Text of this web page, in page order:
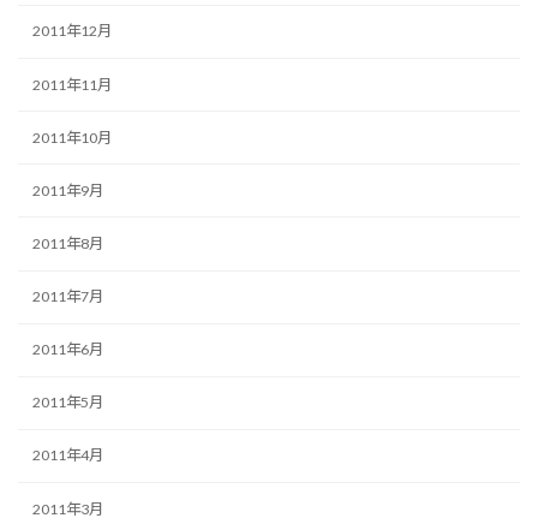
2011年12月
2011年11月
2011年10月
2011年9月
2011年8月
2011年7月
2011年6月
2011年5月
2011年4月
2011年3月